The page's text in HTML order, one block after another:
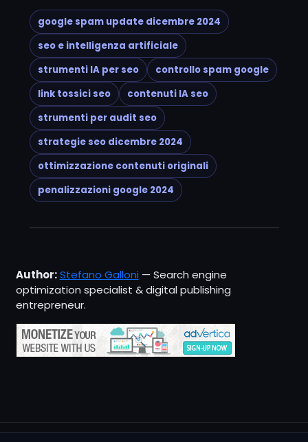
google spam update dicembre 2024
seo e intelligenza artificiale
strumenti IA per seo
controllo spam google
link tossici seo
contenuti IA seo
strumenti per audit seo
strategie seo dicembre 2024
ottimizzazione contenuti originali
penalizzazioni google 2024
Author: Stefano Galloni— Search engine
optimization specialist & digital publishing
entrepreneur.